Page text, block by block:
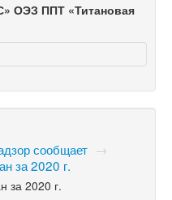
ОЭЗ ППТ «Титановая
сообщает →
за 2020 г.
за 2020 г.